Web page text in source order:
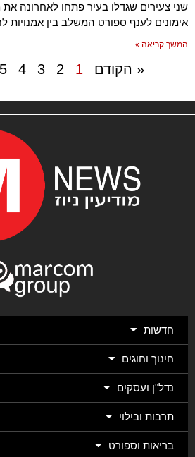
שני צעירים שגדלו בעיר פתחו לאחרונה את
אימונים לענף ספורט המשלב בין אמנויות
המשך קריאה »
« הקודם 1
2
3
4
5
חדשות
חינוך וחוגים
נדל"ן ועסקים
תרבות ובילוי
בריאות וספורט